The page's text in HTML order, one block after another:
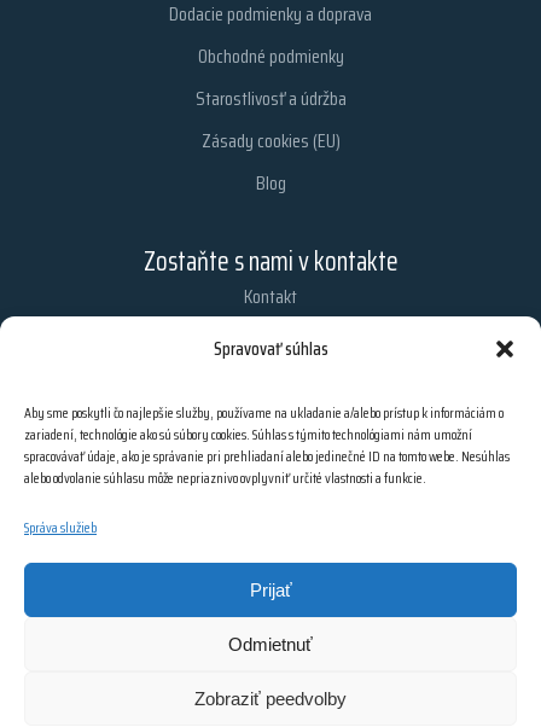
Spravovať súhlas
Aby sme poskytli čo najlepšie služby, používame na ukladanie a/alebo prístup k informáciám o
zariadení, technológie ako sú súbory cookies. Súhlas s týmito technológiami nám umožní
spracovávať údaje, ako je správanie pri prehliadaní alebo jedinečné ID na tomto webe. Nesúhlas
alebo odvolanie súhlasu môže nepriaznivo ovplyvniť určité vlastnosti a funkcie.
Správa služieb
Prijať
Odmietnuť
Zobraziť peedvolby
Dodacie podmienky a doprava
Obchodné podmienky
Starostlivosť a údržba
Zásady cookies (EU)
Blog
Zostaňte s nami v kontakte
Kontakt
Chcete dostávať najnovšie informácie z nášho obchodu?
PRIHLÁSIŤ SA
bywebyashopy.cz